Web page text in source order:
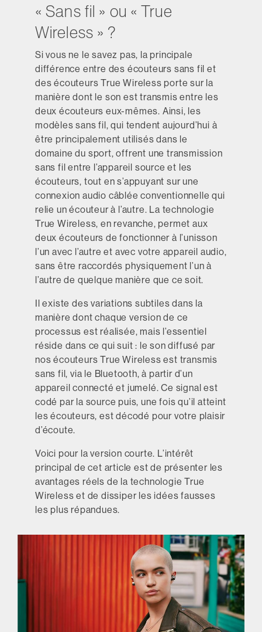
« Sans fil » ou « True
Wireless » ?
Si vous ne le savez pas, la principale
différence entre des écouteurs sans fil et
des écouteurs True Wireless porte sur la
manière dont le son est transmis entre les
deux écouteurs eux-mêmes. Ainsi, les
modèles sans fil, qui tendent aujourd’hui à
être principalement utilisés dans le
domaine du sport, offrent une transmission
sans fil entre l’appareil source et les
écouteurs, tout en s’appuyant sur une
connexion audio câblée conventionnelle qui
relie un écouteur à l’autre. La technologie
True Wireless, en revanche, permet aux
deux écouteurs de fonctionner à l’unisson
l’un avec l’autre et avec votre appareil audio,
sans être raccordés physiquement l’un à
l’autre de quelque manière que ce soit.
Il existe des variations subtiles dans la
manière dont chaque version de ce
processus est réalisée, mais l’essentiel
réside dans ce qui suit : le son diffusé par
nos écouteurs True Wireless est transmis
sans fil, via le Bluetooth, à partir d’un
appareil connecté et jumelé. Ce signal est
codé par la source puis, une fois qu’il atteint
les écouteurs, est décodé pour votre plaisir
d’écoute.
Voici pour la version courte. L’intérêt
principal de cet article est de présenter les
avantages réels de la technologie True
Wireless et de dissiper les idées fausses
les plus répandues.